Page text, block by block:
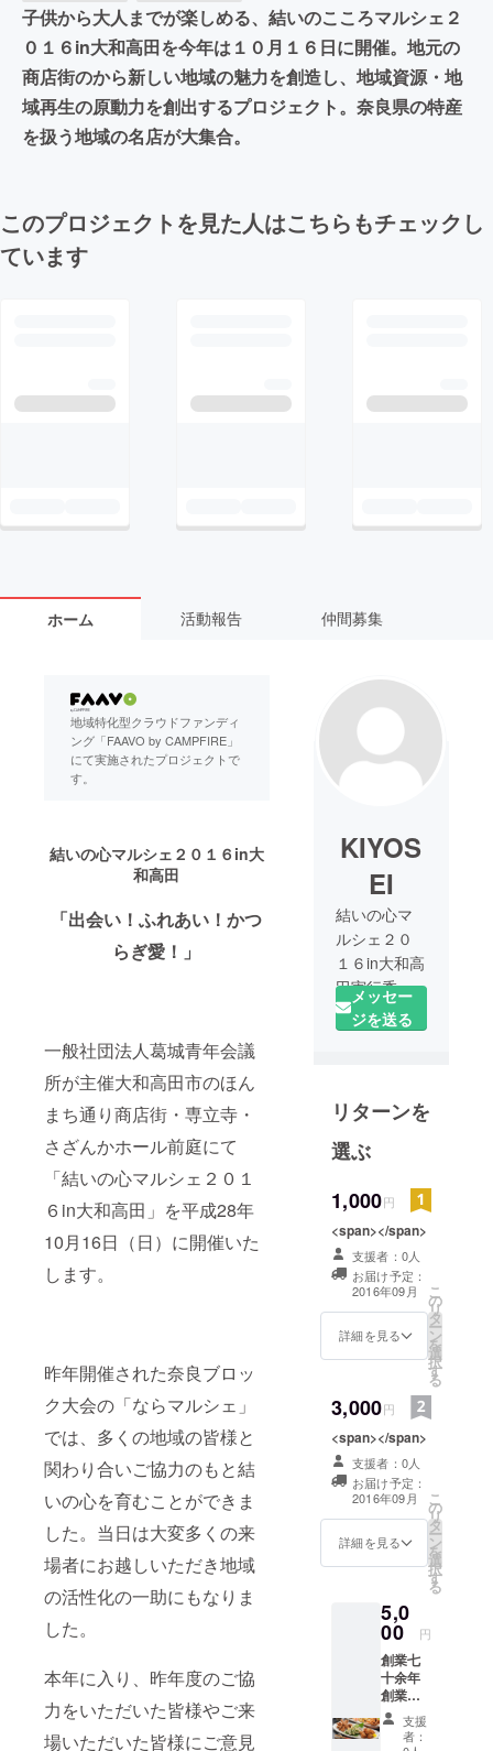
子供から大人までが楽しめる、結いのこころマルシェ２
０１６in大和高田を今年は１０月１６日に開催。地元の
商店街のから新しい地域の魅力を創造し、地域資源・地
域再生の原動力を創出するプロジェクト。奈良県の特産
を扱う地域の名店が大集合。
このプロジェクトを見た人はこちらもチェックし
ています
ホーム 活動報告 仲間募集
地域特化型クラウドファンディ
ング「FAAVO by CAMPFIRE」
にて実施されたプロジェクトで
す。
結いの心マルシェ２０１６in大
和高田
「出会い！ふれあい！かつ
らぎ愛！」
一般社団法人葛城青年会議
所が主催大和高田市のほん
まち通り商店街・専立寺・
さざんかホール前庭にて
「結いの心マルシェ２０１
６in大和高田」を平成28年
10月16日（日）に開催いた
します。
昨年開催された奈良ブロッ
ク大会の「ならマルシェ」
では、多くの地域の皆様と
関わり合いご協力のもと結
いの心を育むことができま
した。当日は大変多くの来
場者にお越しいただき地域
の活性化の一助にもなりま
した。
本年に入り、昨年度のご協
力をいただいた皆様やご来
場いただいた皆様にご意見
KIYOS
EI
結いの心マ
ルシェ２０
１６in大和高
田実行委員
運営スタッ
フの一般社
所 細川で
育った町、
元気いっぱ
いでありま
すように活
動していま
す。
メッセー
ジを送る
リターンを
選ぶ
1,000円
<span></span>
支援者：0人
お届け予定：
2016年09月
詳細を見る
こ
の
リ
タ
ー
ン
を
選
択
す
る
3,000円
<span></span>
支援者：0人
お届け予定：
2016年09月
詳細を見る
こ
の
リ
タ
ー
ン
を
選
択
す
る
5,0
00 円
創業七
十余年
創業時
から変
わらぬ
支援
者：